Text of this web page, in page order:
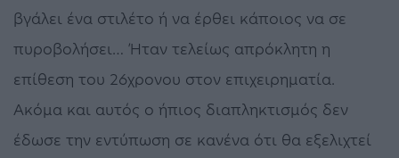
βγάλει ένα στιλέτο ή να έρθει κάποιος να σε
πυροβολήσει… Ήταν τελείως απρόκλητη η
επίθεση του 26χρονου στον επιχειρηματία.
Ακόμα και αυτός ο ήπιος διαπληκτισμός δεν
έδωσε την εντύπωση σε κανένα ότι θα εξελιχτεί